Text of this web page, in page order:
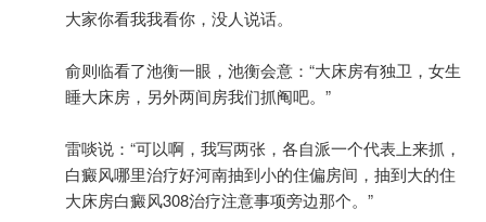
大家你看我我看你，没人说话。
俞则临看了池衡一眼，池衡会意：“大床房有独卫，女生
睡大床房，另外两间房我们抓阄吧。”
雷啖说：“可以啊，我写两张，各自派一个代表上来抓，
白癜风哪里治疗好河南抽到小的住偏房间，抽到大的住
大床房白癜风308治疗注意事项旁边那个。”